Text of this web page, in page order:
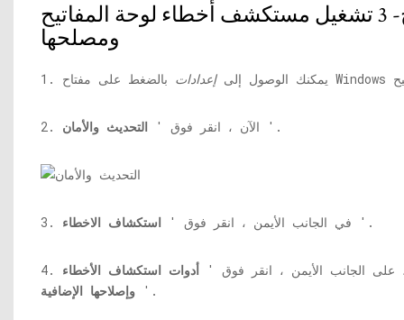
الإصلاح- 3 تشغيل مستكشف أخطاء لوحة المفاتيح
ومصلحها
1. يمكنك الوصول إلىإعدادات
2. الآن ، انقر فوق ' التحديث والأمان '.
3. في الجانب الأيمن ، انقر فوق ' استكشاف الاخطاء '.
، على الجانب الأيمن ، انقر فوق ' أدوات استكشاف الأخطاء
وإصلاحها الإضافية '.